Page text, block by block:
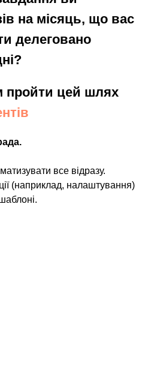
на місяць, що вас
делеговано
пройти цей шлях
все відразу.
(наприклад, налаштування)